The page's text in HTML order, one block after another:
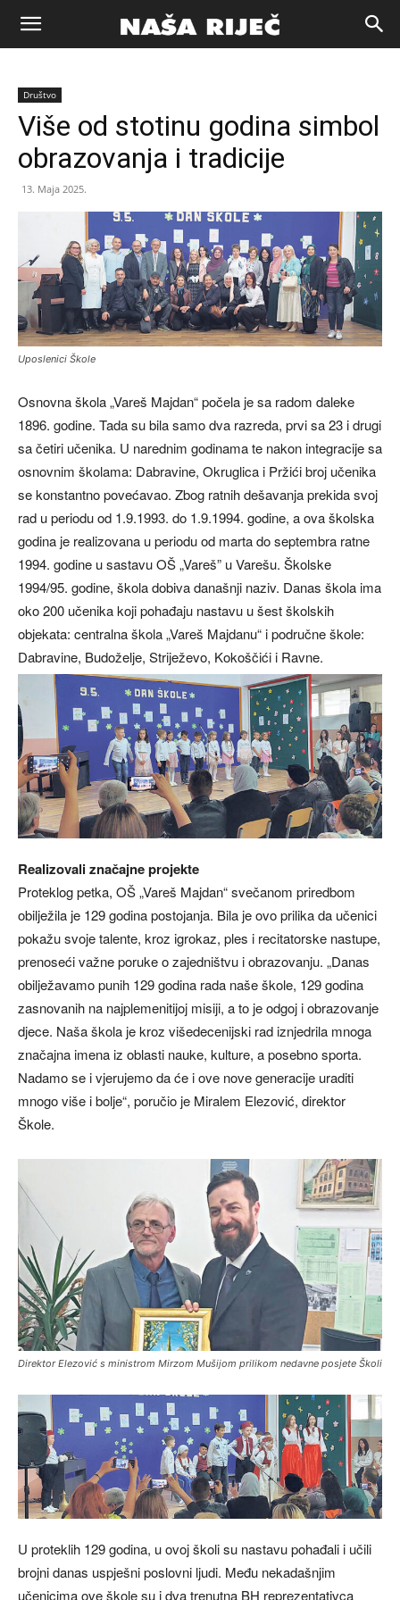
Naša
riječ
Društvo
Više od stotinu godina simbol
obrazovanja i tradicije
13. Maja 2025.
Uposlenici Škole
Osnovna škola „Vareš Majdan“ počela je sa radom daleke
1896. godine. Tada su bila samo dva razreda, prvi sa 23 i drugi
sa četiri učenika. U narednim godinama te nakon integracije sa
osnovnim školama: Dabravine, Okruglica i Pržići broj učenika
se konstantno povećavao. Zbog ratnih dešavanja prekida svoj
rad u periodu od 1.9.1993. do 1.9.1994. godine, a ova školska
godina je realizovana u periodu od marta do septembra ratne
1994. godine u sastavu OŠ „Vareš” u Varešu. Školske
1994/95. godine, škola dobiva današnji naziv. Danas škola ima
oko 200 učenika koji pohađaju nastavu u šest školskih
objekata: centralna škola „Vareš Majdanu“ i područne škole:
Dabravine, Budoželje, Striježevo, Kokoščići i Ravne.
Realizovali značajne projekte
Proteklog petka, OŠ „Vareš Majdan“ svečanom priredbom
obilježila je 129 godina postojanja. Bila je ovo prilika da učenici
pokažu svoje talente, kroz igrokaz, ples i recitatorske nastupe,
prenoseći važne poruke o zajedništvu i obrazovanju. „Danas
obilježavamo punih 129 godina rada naše škole, 129 godina
zasnovanih na najplemenitijoj misiji, a to je odgoj i obrazovanje
djece. Naša škola je kroz višedecenijski rad iznjedrila mnoga
značajna imena iz oblasti nauke, kulture, a posebno sporta.
Nadamo se i vjerujemo da će i ove nove generacije uraditi
mnogo više i bolje“, poručio je Miralem Elezović, direktor
Škole.
Direktor Elezović s ministrom Mirzom Mušijom prilikom nedavne posjete Školi
U proteklih 129 godina, u ovoj školi su nastavu pohađali i učili
brojni danas uspješni poslovni ljudi. Među nekadašnjim
učenicima ove škole su i dva trenutna BH reprezentativca